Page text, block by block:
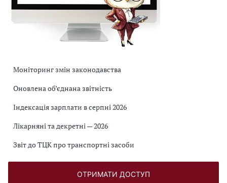
Моніторинг змін законодавства
Оновлена об’єднана звітність
Індексація зарплати в серпні 2026
Лікарняні та декретні — 2026
Звіт до ТЦК про транспортні засоби
ОТРИМАТИ ДОСТУП